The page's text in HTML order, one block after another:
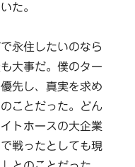
た。
永住したいのなら
大事だ。僕のター
先し、真実を求め
ことだった。どん
トホースの大企業
戦ったとしても現